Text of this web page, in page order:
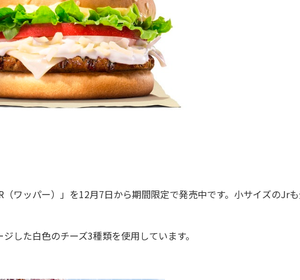
ワッパー）」を12月7日から期間限定で発売中です。小サイズのJr
した白色のチーズ3種類を使用しています。